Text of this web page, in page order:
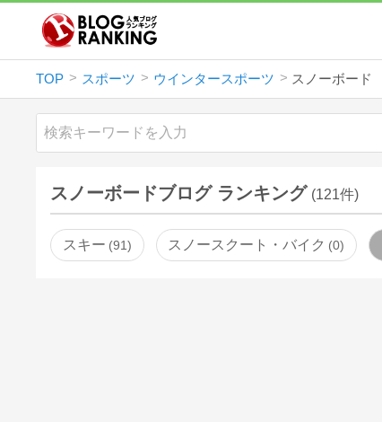
TOP スポーツ ウインタースポーツ スノーボード
スノーボードブログ ランキング (121件)
スキー 91 スノースクート・バイク 0